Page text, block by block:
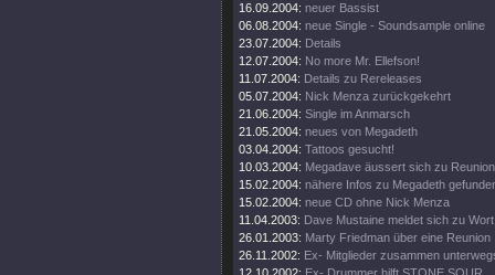
16.09.2004: neuer Bassist
06.08.2004: neue Single - Soundsample online
23.07.2004: Details
12.07.2004: No more Mr. Ellefson!
11.07.2004: Details zu Rereleases
05.07.2004: Nick Menza zurückgekehrt
21.06.2004: Single im Anmarsch
21.05.2004: neues von Megadeth
03.04.2004: Tattoos gesucht!
10.03.2004: Megadave äussert sich zu Reunion
15.02.2004: nähere Infos zu Megadeth
15.02.2004: neue CD ohne Nick Menza
11.04.2003: Dave Mustaine meldet sich zu Wort
26.01.2003: Marty Friedman über eine Reunion
26.11.2002: Ex- Mitglieder zusammen